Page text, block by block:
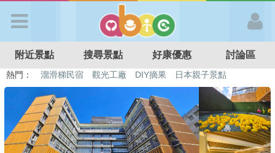
APP登入
首 頁
搜尋景點
附近景點 搜尋景點 好康優惠 討論區
熱門： 溜滑梯民宿 觀光工廠 DIY摘果
日本親子景點
特色遊戲場
親子住房優惠 台北親子餐廳 溫泉泡湯SPA